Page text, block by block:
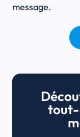
message.
tout-